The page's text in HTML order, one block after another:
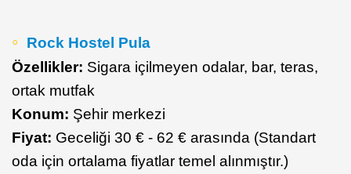
Rock Hostel Pula
Özellikler: Sigara içilmeyen odalar, bar, teras,
ortak mutfak
Konum: Şehir merkezi
Fiyat: Geceliği 30 € - 62 € arasında (Standart
oda için ortalama fiyatlar temel alınmıştır.)